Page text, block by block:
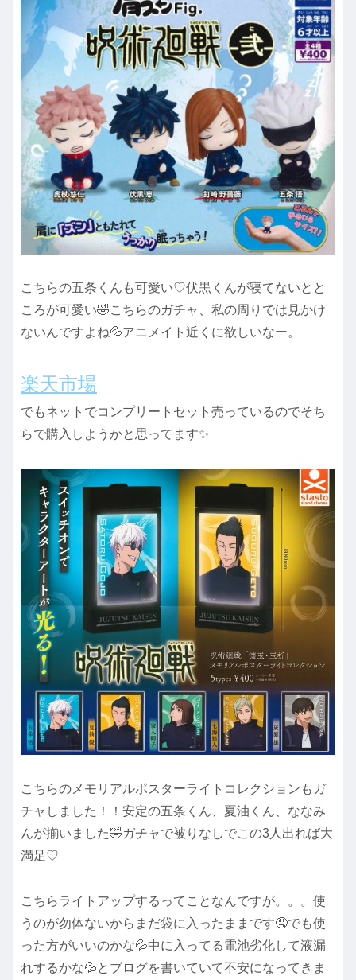
こちらの五条くんも可愛い♡伏黒くんが寝てないとと
ころが可愛い🤣こちらのガチャ、私の周りでは見かけ
ないんですよね💦アニメイト近くに欲しいなー。
楽天市場
でもネットでコンプリートセット売っているのでそち
らで購入しようかと思ってます✨
こちらのメモリアルポスターライトコレクションもガ
チャしました！！安定の五条くん、夏油くん、ななみ
んが揃いました🤣ガチャで被りなしでこの3人出れば大
満足♡
こちらライトアップするってことなんですが。。。使
うのが勿体ないからまだ袋に入ったままです🤤でも使
った方がいいのかな💦中に入ってる電池劣化して液漏
れするかな💦とブログを書いていて不安になってきま